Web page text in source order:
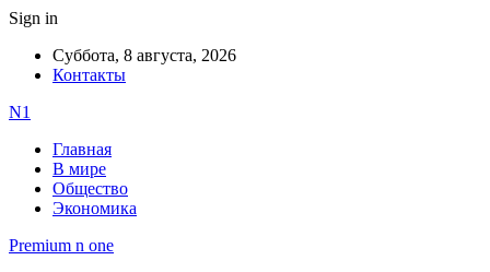
Sign in
Суббота, 8 августа, 2026
Контакты
N1
Главная
В мире
Общество
Экономика
Premium n one